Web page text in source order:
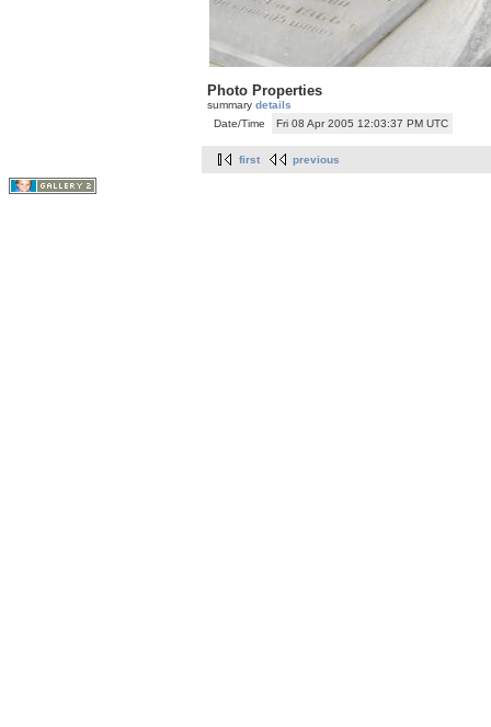
Photo Properties
summary details
Date/Time
Fri 08 Apr 2005 12:03:37 PM UTC
first previous